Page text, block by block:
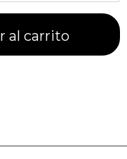
al carrito